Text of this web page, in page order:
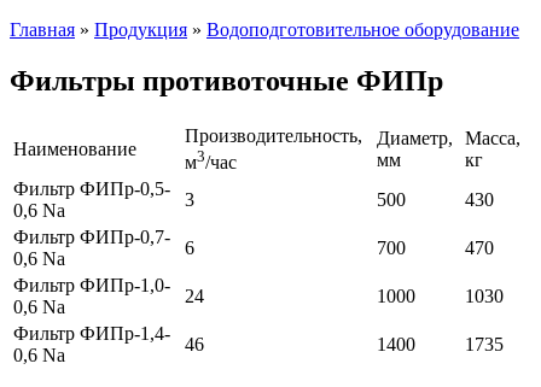
Главная » Продукция » Водоподготовительное оборудование
Фильтры противоточные ФИПр
Наименование
Производительность,
м3/час
Диаметр,
мм
Масса,
кг
Фильтр ФИПр-0,5-
0,6 Na
3 500
430
Фильтр ФИПр-0,7-
0,6 Na
6 700
470
Фильтр ФИПр-1,0-
0,6 Na
24 1000
1030
Фильтр ФИПр-1,4-
0,6 Na
46 1400 1735